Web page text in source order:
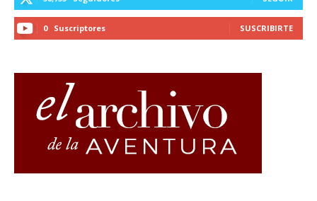
0 Suscriptores SUSCRIBIRTE